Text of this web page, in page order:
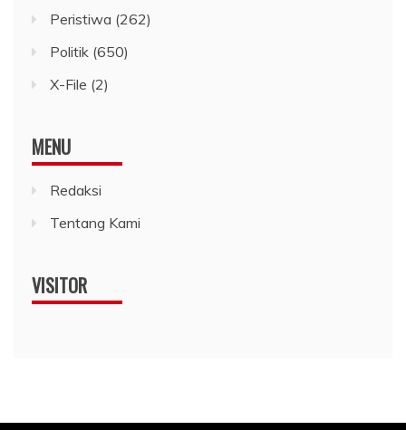
Peristiwa (262)
Politik (650)
X-File (2)
MENU
Redaksi
Tentang Kami
VISITOR